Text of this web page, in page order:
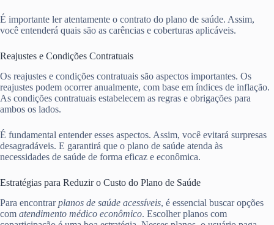
É importante ler atentamente o contrato do plano de saúde. Assim,
você entenderá quais são as carências e coberturas aplicáveis.
Reajustes e Condições Contratuais
Os reajustes e condições contratuais são aspectos importantes. Os
reajustes podem ocorrer anualmente, com base em índices de inflação.
As condições contratuais estabelecem as regras e obrigações para
ambos os lados.
É fundamental entender esses aspectos. Assim, você evitará surpresas
desagradáveis. E garantirá que o plano de saúde atenda às
necessidades de saúde de forma eficaz e econômica.
Estratégias para Reduzir o Custo do Plano de Saúde
Para encontrarplanos de saúde acessíveis, é essencial buscar opções
com atendimento médico econômico. Escolher planos com